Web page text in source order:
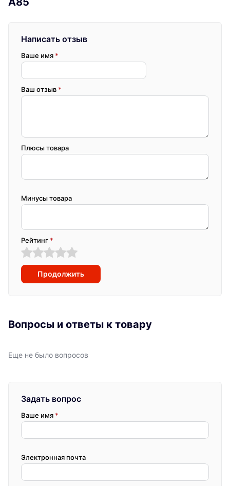
Написать отзыв
Ваше имя *
Ваш отзыв *
Плюсы товара
Минусы товара
Рейтинг *
Продолжить
Вопросы и ответы к товару
Еще не было вопросов
Задать вопрос
Ваше имя *
Электронная почта